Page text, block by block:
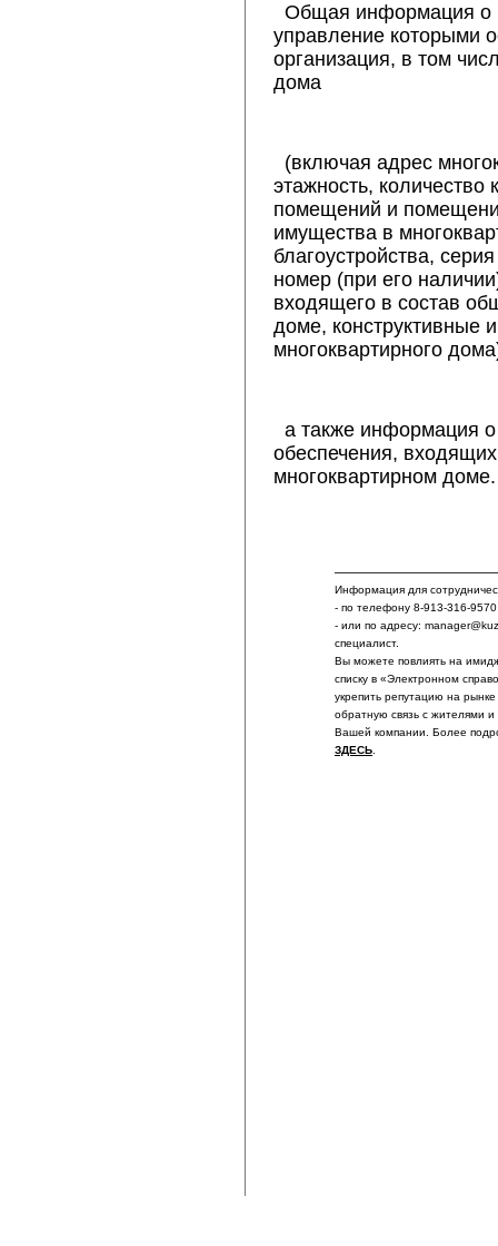
Общая информация о
управление которыми
организация, в том
дома
(включая адрес
этажность,
помещений и
имущества в
благоустройства,
номер (при его
входящего в состав
доме, конструктивные
многоквартирного
а также информация о
обеспечения,
многоквартирном доме.
Информация для
- по телефону 8-913-316-9570
- или по адресу:
специалист.
Вы можете повлиять на
списку в «Электронном
укрепить репутацию на
обратную связь с жителями и
Вашей компании. Более
ЗДЕСЬ